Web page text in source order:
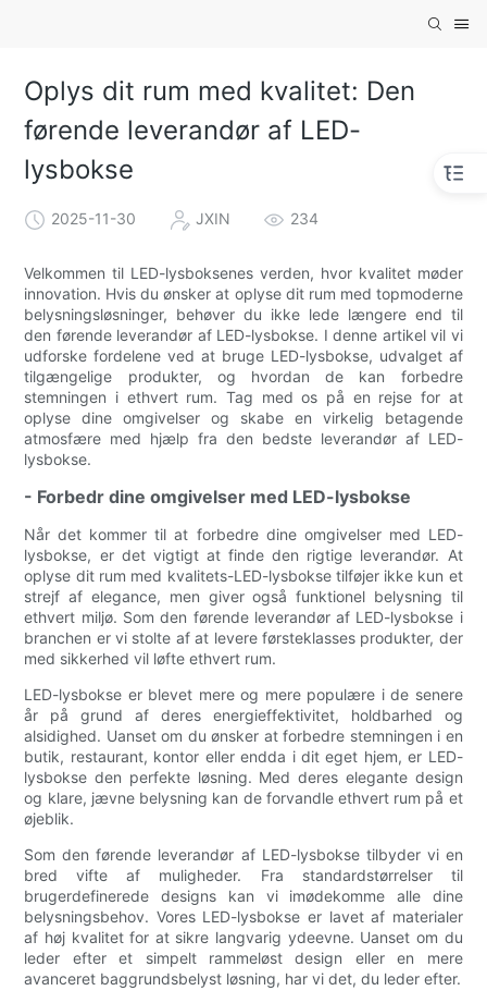
Oplys dit rum med kvalitet: Den
førende leverandør af LED-
lysbokse
2025-11-30 JXIN 234
Velkommen til LED-lysboksenes verden, hvor kvalitet møder
innovation. Hvis du ønsker at oplyse dit rum med topmoderne
belysningsløsninger, behøver du ikke lede længere end til
den førende leverandør af LED-lysbokse. I denne artikel vil vi
udforske fordelene ved at bruge LED-lysbokse, udvalget af
tilgængelige produkter, og hvordan de kan forbedre
stemningen i ethvert rum. Tag med os på en rejse for at
oplyse dine omgivelser og skabe en virkelig betagende
atmosfære med hjælp fra den bedste leverandør af LED-
lysbokse.
- Forbedr dine omgivelser med LED-lysbokse
Når det kommer til at forbedre dine omgivelser med LED-
lysbokse, er det vigtigt at finde den rigtige leverandør. At
oplyse dit rum med kvalitets-LED-lysbokse tilføjer ikke kun et
strejf af elegance, men giver også funktionel belysning til
ethvert miljø. Som den førende leverandør af LED-lysbokse i
branchen er vi stolte af at levere førsteklasses produkter, der
med sikkerhed vil løfte ethvert rum.
LED-lysbokse er blevet mere og mere populære i de senere
år på grund af deres energieffektivitet, holdbarhed og
alsidighed. Uanset om du ønsker at forbedre stemningen i en
butik, restaurant, kontor eller endda i dit eget hjem, er LED-
lysbokse den perfekte løsning. Med deres elegante design
og klare, jævne belysning kan de forvandle ethvert rum på et
øjeblik.
Som den førende leverandør af LED-lysbokse tilbyder vi en
bred vifte af muligheder. Fra standardstørrelser til
brugerdefinerede designs kan vi imødekomme alle dine
belysningsbehov. Vores LED-lysbokse er lavet af materialer
af høj kvalitet for at sikre langvarig ydeevne. Uanset om du
leder efter et simpelt rammeløst design eller en mere
avanceret baggrundsbelyst løsning, har vi det, du leder efter.